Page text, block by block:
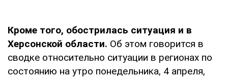
Кроме того, обострилась ситуация и в
Херсонской области. Об этом говорится в
сводке относительно ситуации в регионах по
состоянию на утро понедельника, 4 апреля,